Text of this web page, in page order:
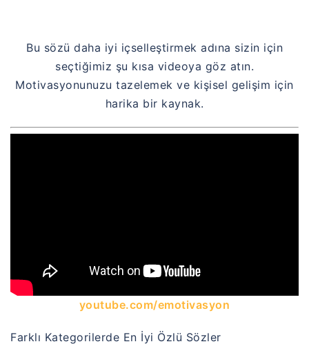
Bu sözü daha iyi içselleştirmek adına sizin için
seçtiğimiz şu kısa videoya göz atın.
Motivasyonunuzu tazelemek ve kişisel gelişim için
harika bir kaynak.
youtube.com/emotivasyon
Farklı Kategorilerde En İyi Özlü Sözler